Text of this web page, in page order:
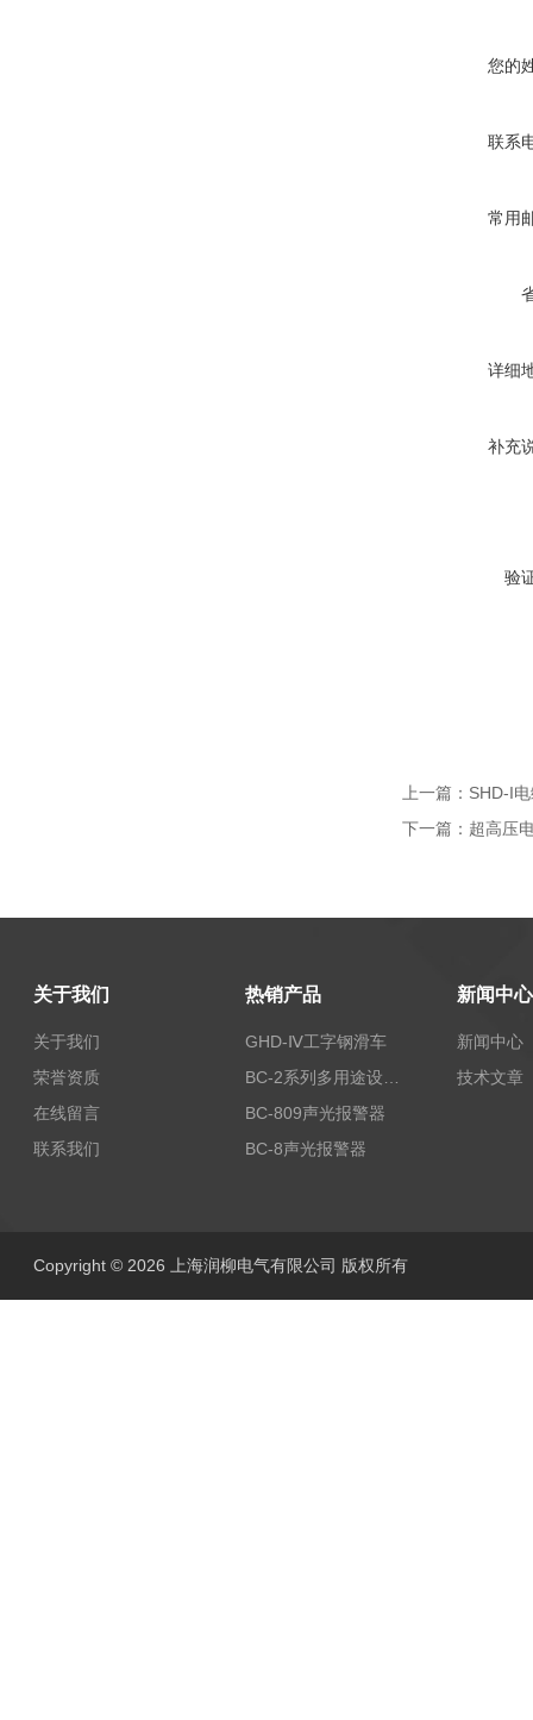
您的
联系
常用
详细
补充
验
上一篇： SHD-I
下一篇： 超高压
关于我们
关于我们
荣誉资质
在线留言
联系我们
热销产品
GHD-Ⅳ工字钢滑车
BC-809声光报警器
BC-8声光报警器
新闻中心
新闻中心
技术文章
Copyright © 2026 上海润柳电气有限公司 版权所有